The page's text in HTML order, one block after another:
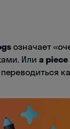
означает
Илиa